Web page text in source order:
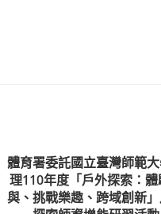
體育署委託國立臺灣師範
理110年度「戶外探索：
與、挑戰樂趣、跨域創新